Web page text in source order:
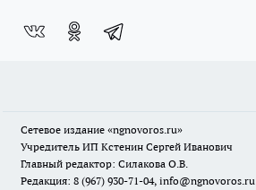
Сетевое издание «ngnovoros.ru»
Учредитель ИП Кстенин Сергей Иванович
Главный редактор: Силакова О.В.
Редакция: 8 (967) 930-71-04, info@ngnovoros.ru